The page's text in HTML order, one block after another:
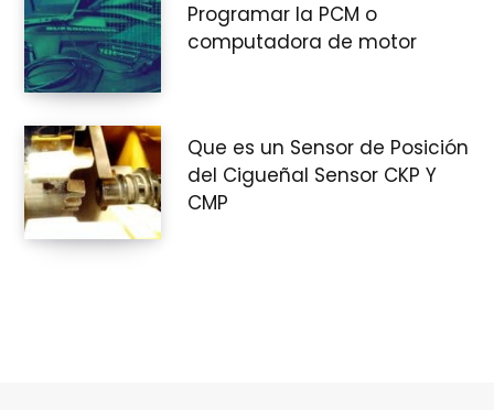
Programar la PCM o
computadora de motor
Que es un Sensor de Posición
del Cigueñal Sensor CKP Y
CMP